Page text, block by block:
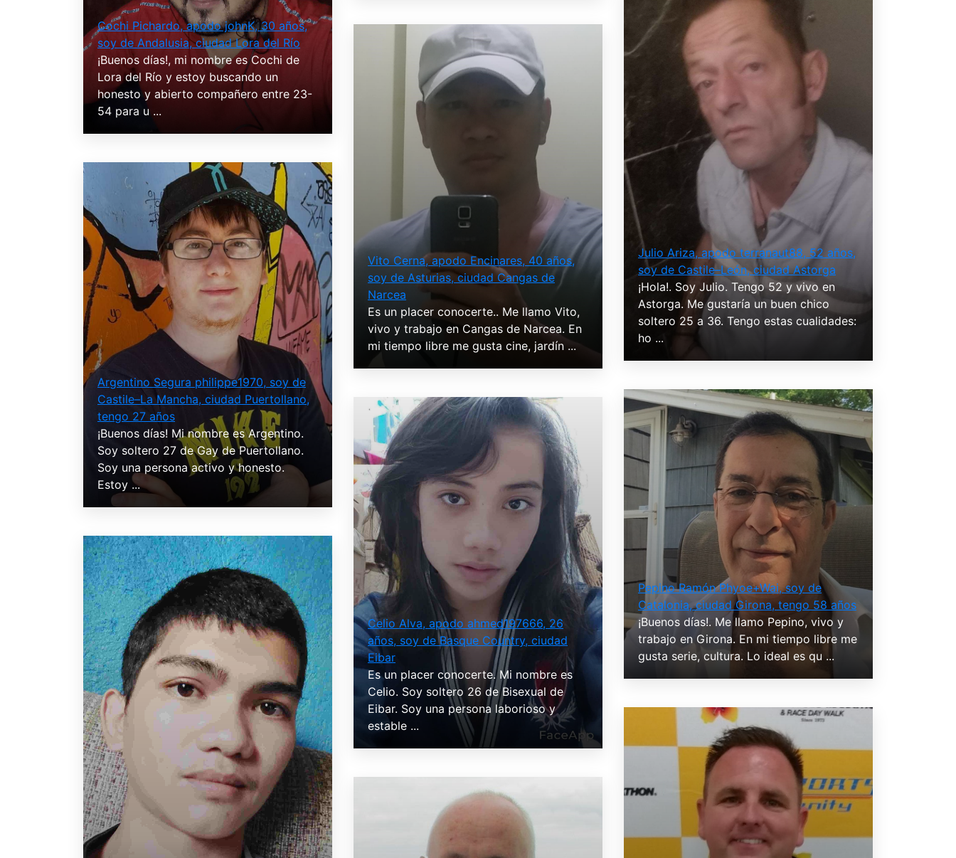
Cochi Pichardo, apodo johnK, 30 años,
soy de Andalusia, ciudad Lora del Río
¡Buenos días!, mi nombre es Cochi de
Lora del Río y estoy buscando un
honesto y abierto compañero entre 23-
54 para u ...
Julio Ariza, apodo terranaut88, 52 años,
soy de Castile–León, ciudad Astorga
¡Hola!. Soy Julio. Tengo 52 y vivo en
Astorga. Me gustaría un buen chico
soltero 25 a 36. Tengo estas cualidades:
ho ...
Vito Cerna, apodo Encinares, 40 años,
soy de Asturias, ciudad Cangas de
Narcea
Es un placer conocerte.. Me llamo Vito,
vivo y trabajo en Cangas de Narcea. En
mi tiempo libre me gusta cine, jardín ...
Argentino Segura philippe1970, soy de
Castile–La Mancha, ciudad Puertollano,
tengo 27 años
¡Buenos días! Mi nombre es Argentino.
Soy soltero 27 de Gay de Puertollano.
Soy una persona activo y honesto.
Estoy ...
Pepino Ramón Phyoe+Wai, soy de
Catalonia, ciudad Girona, tengo 58 años
¡Buenos días!. Me llamo Pepino, vivo y
trabajo en Girona. En mi tiempo libre me
gusta serie, cultura. Lo ideal es qu ...
Celio Alva, apodo ahmed197666, 26
años, soy de Basque Country, ciudad
Eibar
Es un placer conocerte. Mi nombre es
Celio. Soy soltero 26 de Bisexual de
Eibar. Soy una persona laborioso y
estable ...